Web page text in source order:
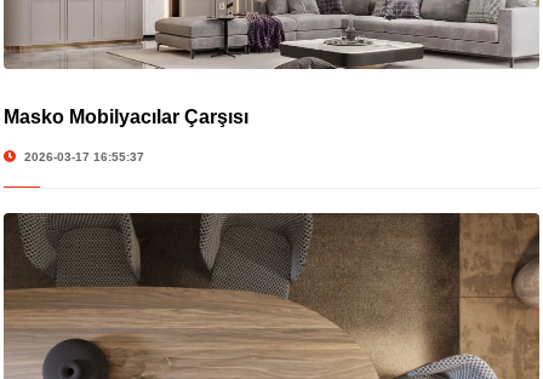
Masko Mobilyacılar Çarşısı
2026-03-17 16:55:37